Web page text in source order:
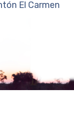
El Carmen